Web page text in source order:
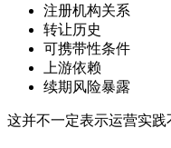
注册机构关系
转让历史
可携带性条件
上游依赖
续期风险暴露
这并不一定表示运营实